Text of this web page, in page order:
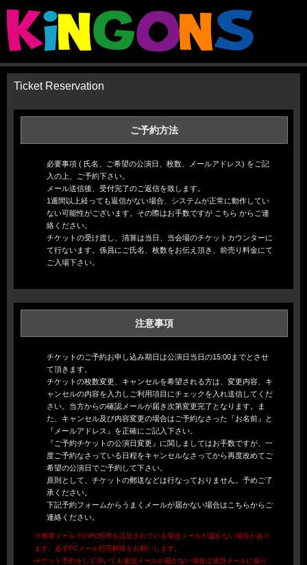
Ticket Reservation
ご予約方法
必要事項 ( 氏名、ご希望の公演日、枚数、メールアドレス) をご記
入の上、ご予約下さい。
メール送信後、受付完了のご返信を致します。
1週間以上経っても返信がない場合、システムが正常に動作してい
ない可能性がございます。その際はお手数ですが こちら からご連
絡ください。
チケットの受け渡し、清算は当日、当会場のチケットカウンターに
て行ないます。係員にご氏名、枚数をお伝え頂き、前売り料金にて
ご入場下さい。
注意事項
チケットのご予約お申し込み期日は公演日当日の15:00までとさせ
て頂きます。
チケットの枚数変更、キャンセルを希望される方は、変更内容、キ
ャンセルの内容を入力しご利用項目にチェックを入れ送信してくだ
さい。当方からの確認メールが届き次第変更完了となります。ま
た、キャンセル及び内容変更の場合はご予約なさった『お名前』と
『メールアドレス』を正確にご記入下さい。
『ご予約チケットの公演日変更』に関しましてはお手数ですが、一
度ご予約なさっている日程をキャンセルなさってから再度改めてご
希望の公演日でご予約して下さい。
原則として、チケットの郵送などは行なっておりません。予めご了
承ください。
下記予約フォームからうまくメールが届かない場合は こちらからご
連絡ください。
※携帯メールでのPC拒否を設定されている場合メールが届かない場合があり
ます。必ずPCメール拒否解除をお願いします。
チケット予約をして頂いても返信メールが届かない場合は迷惑メールに振り